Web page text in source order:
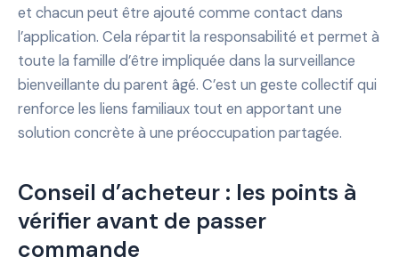
et chacun peut être ajouté comme contact dans
l’application. Cela répartit la responsabilité et permet à
toute la famille d’être impliquée dans la surveillance
bienveillante du parent âgé. C’est un geste collectif qui
renforce les liens familiaux tout en apportant une
solution concrète à une préoccupation partagée.
Conseil d’acheteur : les points à
vérifier avant de passer
commande